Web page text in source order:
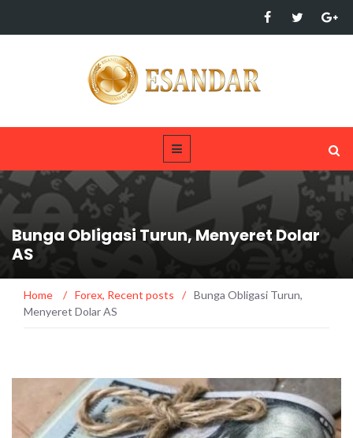
Bunga Obligasi Turun, Menyeret Dolar
AS
Home / Forex, Recent posts / Bunga Obligasi Turun,
Menyeret Dolar AS